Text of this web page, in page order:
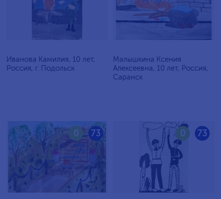
Иванова Камилия, 10 лет,
Россия, г. Подольск
Малышкина Ксения
Алексеевна, 10 лет, Россия,
Саранск
73
0 73
0